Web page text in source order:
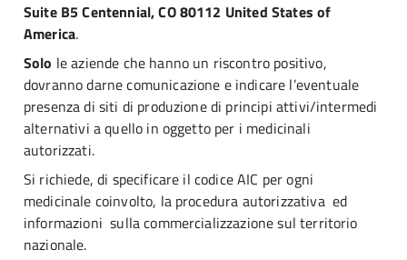
Suite B5 Centennial, CO 80112 United States of
America.
Solo le aziende che hanno un riscontro positivo,
dovranno darne comunicazione e indicare l’eventuale
presenza di siti di produzione di principi attivi/intermedi
alternativi a quello in oggetto per i medicinali
autorizzati.
Si richiede, di specificare il codice AIC per ogni
medicinale coinvolto, la procedura autorizzativa ed
informazioni sulla commercializzazione sul territorio
nazionale.